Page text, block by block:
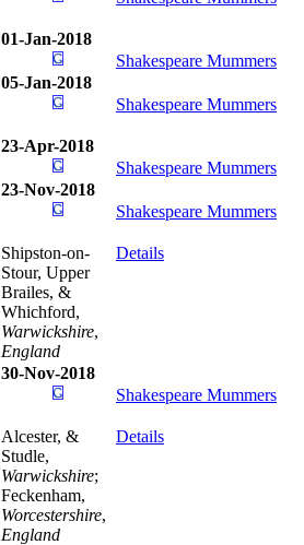
01-Jan-2018
Shakespeare Mummers
05-Jan-2018
Shakespeare Mummers
23-Apr-2018
Shakespeare Mummers
23-Nov-2018
Shakespeare Mummers
Shipston-on-
Stour, Upper
Brailes, &
Whichford,
Warwickshire,
England
Details
30-Nov-2018
Shakespeare Mummers
Alcester, &
Studle,
Warwickshire;
Feckenham,
Worcestershire,
England
Details